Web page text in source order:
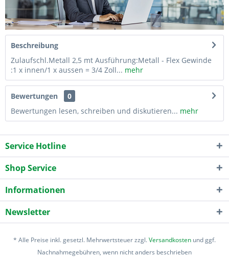
Beschreibung
Zulaufschl.Metall 2,5 mt Ausführung:Metall - Flex Gewinde
:1 x innen/1 x aussen = 3/4 Zoll... mehr
Bewertungen
0
Bewertungen lesen, schreiben und diskutieren... mehr
Service Hotline
Shop Service
Informationen
Newsletter
* Alle Preise inkl. gesetzl. Mehrwertsteuer zzgl.Versandkosten und ggf.
Nachnahmegebühren, wenn nicht anders beschrieben